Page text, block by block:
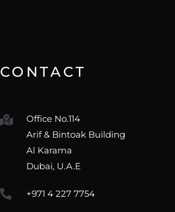
CONTACT
Office No.114
Arif & Bintoak Building
Al Karama
Dubai, U.A.E
+971 4 227 7754